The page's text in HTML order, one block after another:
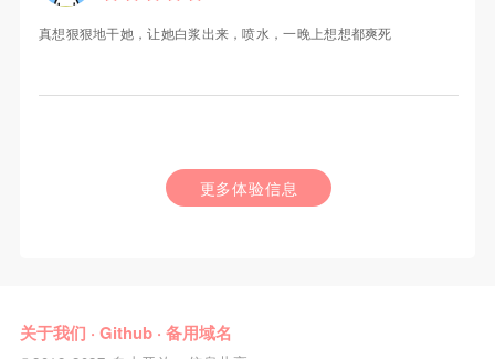
真想狠狠地干她，让她白浆出来，喷水，一晚上想想都爽死
更多体验信息
关于我们 · Github· 备用域名